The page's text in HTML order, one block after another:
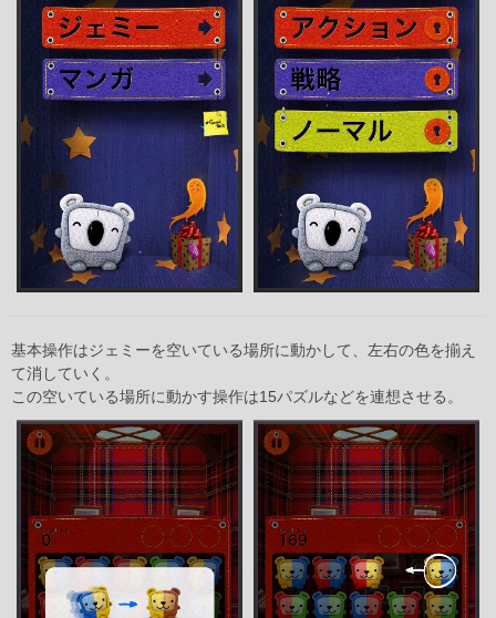
基本操作はジェミーを空いている場所に動かして、左右の色を揃え
て消していく。
この空いている場所に動かす操作は15パズルなどを連想させる。